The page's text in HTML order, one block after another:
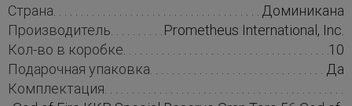
Страна
Доминикана
Производитель
Prometheus International, Inc.
Кол-во в коробке
10
Подарочная упаковка
Да
Комплектация